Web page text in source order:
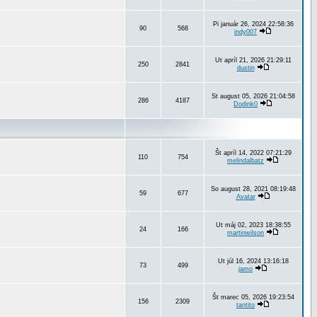
90 568
Pi január 26, 2024 22:58:36
indy007
250 2841
Ut apríl 21, 2026 21:29:11
dustin
286 4187
St august 05, 2026 21:04:58
Dodink0
110 754
Št apríl 14, 2022 07:21:29
melindalbatz
59 677
So august 28, 2021 08:19:48
Avatar
24 166
Ut máj 02, 2023 18:38:55
martinwilson
73 499
Ut júl 16, 2024 13:16:18
jamo
156 2309
Št marec 05, 2026 19:23:54
tantito